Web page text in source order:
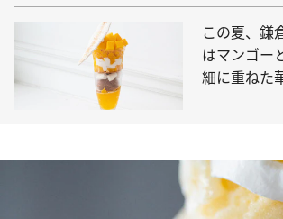
この夏、鎌
はマンゴー
細に重ねた